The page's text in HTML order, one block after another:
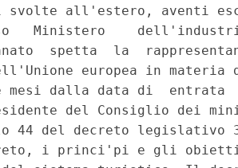
svolte all'estero, aventi
Ministero
spetta  la
europea in
mesi dalla data di  entrata
del Consiglio dei
44 del decreto legislativo
i princi'pi e gli